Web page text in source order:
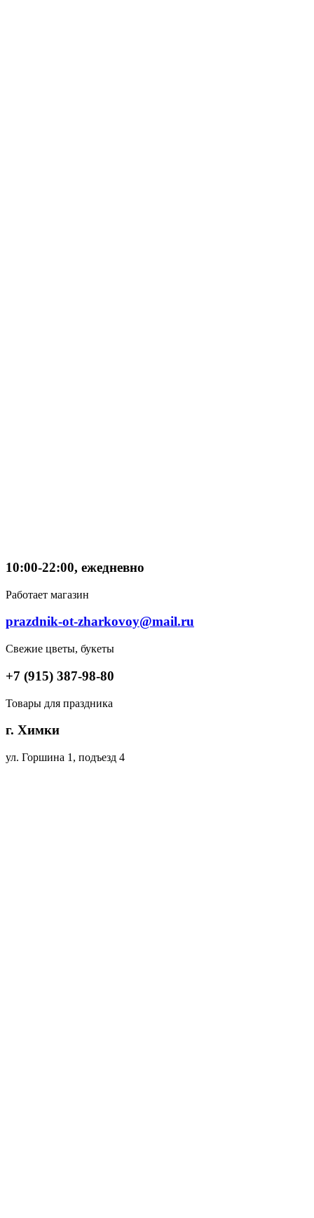
10:00-22:00, ежедневно
Работает магазин
prazdnik-ot-zharkovoy@mail.ru
Свежие цветы, букеты
+7 (915) 387-98-80
Товары для праздника
г. Химки
ул. Горшина 1, подъезд 4